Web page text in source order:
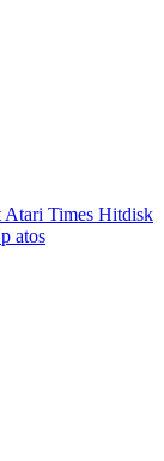
Atari Times Hitdisk
atos